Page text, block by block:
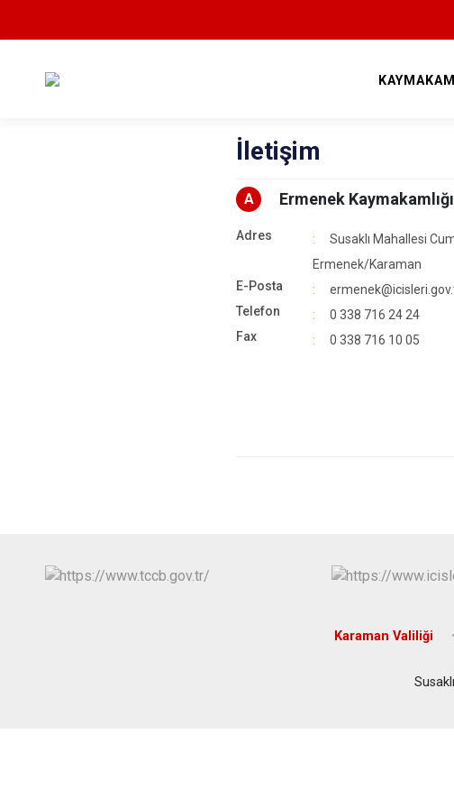
İletişim
A Ermenek Kaymakamlığı
Adres
Susaklı Mahallesi
Ermenek/Karaman
E-Posta
Telefon
0 338 716 24 24
Fax
0 338 716 10 05
Karaman Valiliği